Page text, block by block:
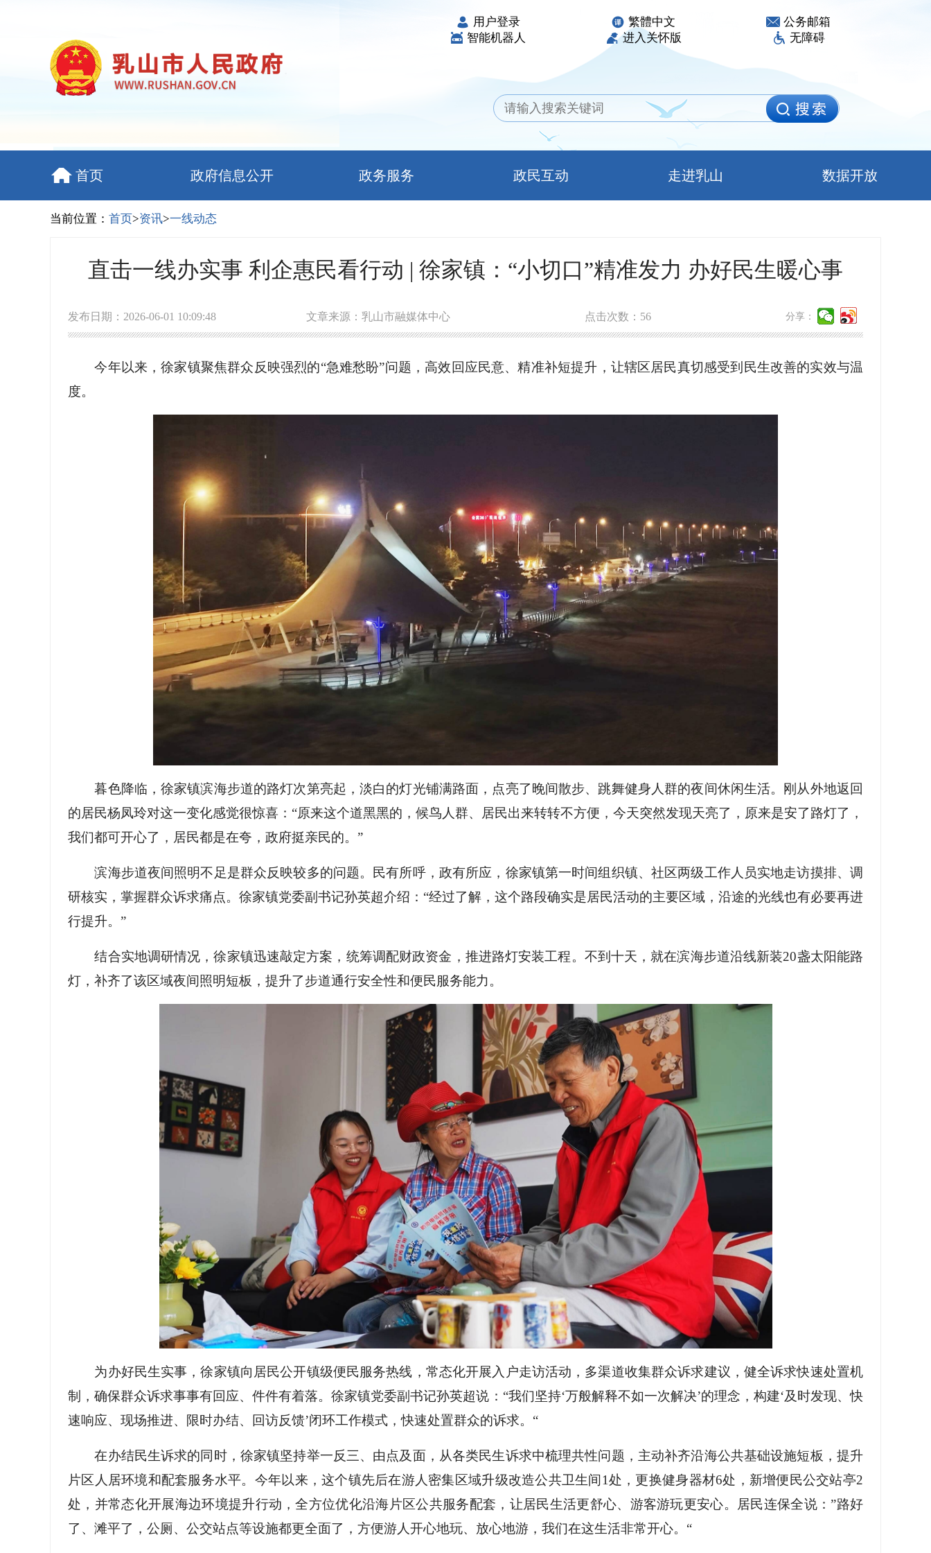
用户登录 繁體中文
公务邮箱
智能机器人
进入关怀版 无障碍
首页 政府信息公开 政务服务 政民互动 走进乳山 数据开放
当前位置： 首页>资讯>一线动态
直击一线办实事 利企惠民看行动 | 徐家镇：“小切口”精准发力 办好民生暖心事
发布日期：2026-06-01 10:09:48 文章来源：乳山市融媒体中心 点击次数： 56 分享：
今年以来，徐家镇聚焦群众反映强烈的“急难愁盼”问题，高效回应民意、精准补短提升，让辖区居民真切感受到民生改善的实效与温
度。
暮色降临，徐家镇滨海步道的路灯次第亮起，淡白的灯光铺满路面，点亮了晚间散步、跳舞健身人群的夜间休闲生活。刚从外地返回
的居民杨凤玲对这一变化感觉很惊喜：“原来这个道黑黑的，候鸟人群、居民出来转转不方便，今天突然发现天亮了，原来是安了路灯了，
我们都可开心了，居民都是在夸，政府挺亲民的。”
滨海步道夜间照明不足是群众反映较多的问题。民有所呼，政有所应，徐家镇第一时间组织镇、社区两级工作人员实地走访摸排、调
研核实，掌握群众诉求痛点。徐家镇党委副书记孙英超介绍：“经过了解，这个路段确实是居民活动的主要区域，沿途的光线也有必要再进
行提升。”
结合实地调研情况，徐家镇迅速敲定方案，统筹调配财政资金，推进路灯安装工程。不到十天，就在滨海步道沿线新装20盏太阳能路
灯，补齐了该区域夜间照明短板，提升了步道通行安全性和便民服务能力。
为办好民生实事，徐家镇向居民公开镇级便民服务热线，常态化开展入户走访活动，多渠道收集群众诉求建议，健全诉求快速处置机
制，确保群众诉求事事有回应、件件有着落。徐家镇党委副书记孙英超说：“我们坚持‘万般解释不如一次解决’的理念，构建‘及时发现、快
速响应、现场推进、限时办结、回访反馈’闭环工作模式，快速处置群众的诉求。“
在办结民生诉求的同时，徐家镇坚持举一反三、由点及面，从各类民生诉求中梳理共性问题，主动补齐沿海公共基础设施短板，提升
片区人居环境和配套服务水平。今年以来，这个镇先后在游人密集区域升级改造公共卫生间1处，更换健身器材6处，新增便民公交站亭2
处，并常态化开展海边环境提升行动，全方位优化沿海片区公共服务配套，让居民生活更舒心、游客游玩更安心。居民连保全说：”路好
了、滩平了，公厕、公交站点等设施都更全面了，方便游人开心地玩、放心地游，我们在这生活非常开心。“